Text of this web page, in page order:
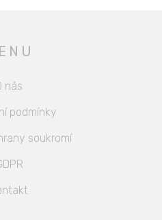
nás
podmínky
soukromí